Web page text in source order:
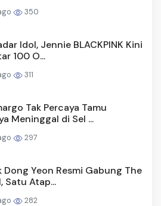
350
Idol, Jennie BLACKPINK Kini
100 O...
311
Tak Percaya Tamu
Meninggal di Sel ...
297
Dong Yeon Resmi Gabung The
Satu Atap...
282